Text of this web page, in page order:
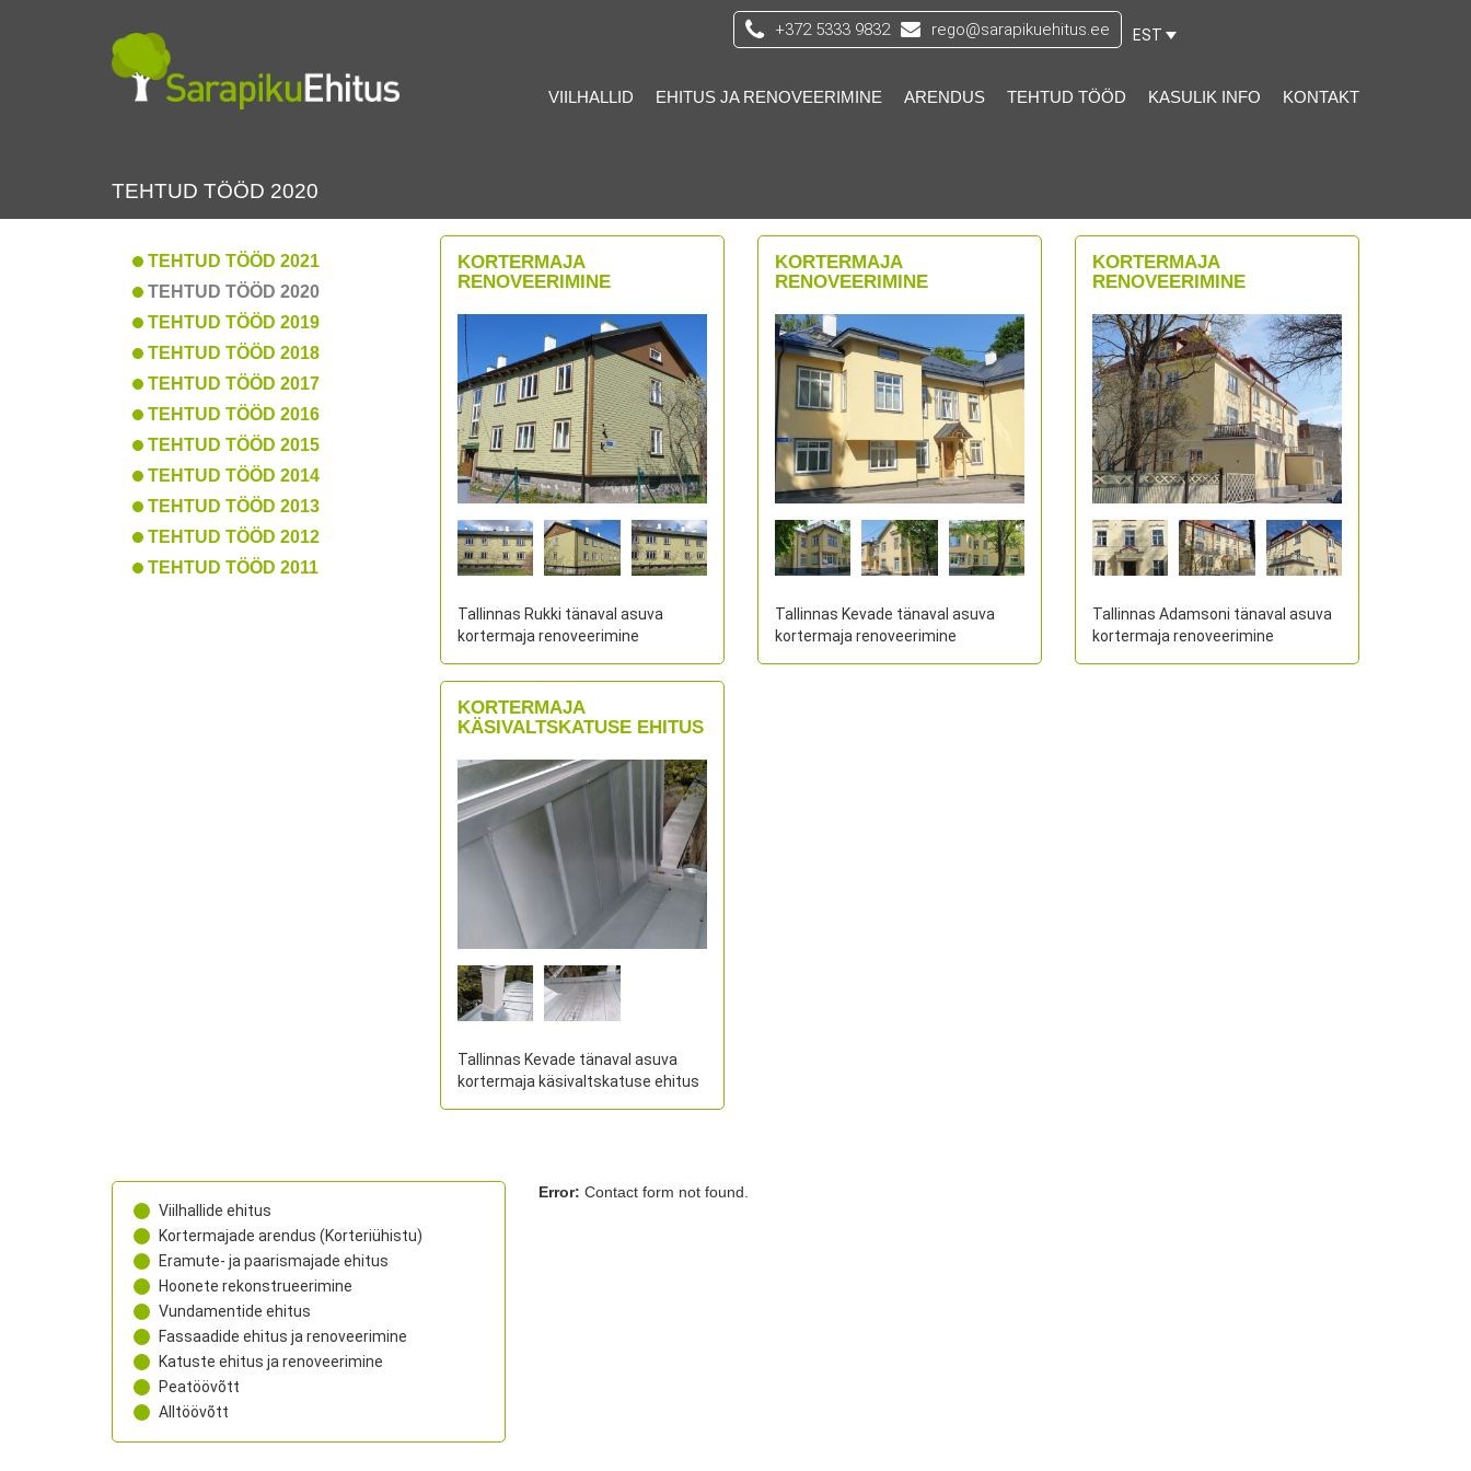
EST
+372 5333 9832 rego@sarapikuehitus.ee
VIILHALLID EHITUS JA RENOVEERIMINE ARENDUS TEHTUD TÖÖD KASULIK INFO KONTAKT
TEHTUD TÖÖD 2020
TEHTUD TÖÖD 2021
TEHTUD TÖÖD 2020
TEHTUD TÖÖD 2019
TEHTUD TÖÖD 2018
TEHTUD TÖÖD 2017
TEHTUD TÖÖD 2016
TEHTUD TÖÖD 2015
TEHTUD TÖÖD 2014
TEHTUD TÖÖD 2013
TEHTUD TÖÖD 2012
TEHTUD TÖÖD 2011
KORTERMAJA
RENOVEERIMINE
Tallinnas Rukki tänaval asuva
kortermaja renoveerimine
KORTERMAJA
RENOVEERIMINE
Tallinnas Kevade tänaval asuva
kortermaja renoveerimine
KORTERMAJA
RENOVEERIMINE
Tallinnas Adamsoni tänaval asuva
kortermaja renoveerimine
KORTERMAJA
KÄSIVALTSKATUSE EHITUS
Tallinnas Kevade tänaval asuva
kortermaja käsivaltskatuse ehitus
Viilhallide ehitus
Kortermajade arendus (Korteriühistu)
Eramute- ja paarismajade ehitus
Hoonete rekonstrueerimine
Vundamentide ehitus
Fassaadide ehitus ja renoveerimine
Katuste ehitus ja renoveerimine
Peatöövõtt
Alltöövõtt
Error: Contact form not found.